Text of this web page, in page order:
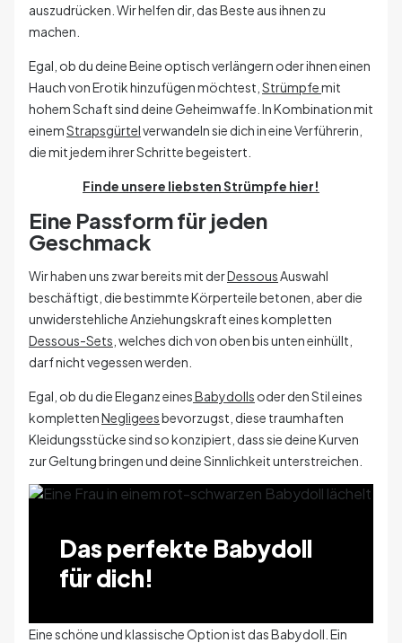
auszudrücken. Wir helfen dir, das Beste aus ihnen zu
machen.
Egal, ob du deine Beine optisch verlängern oder ihnen einen
Hauch von Erotik hinzufügen möchtest, Strümpfemit
hohem Schaft sind deine Geheimwaffe. In Kombination mit
einemStrapsgürtelverwandeln sie dich in eine Verführerin,
die mit jedem ihrer Schritte begeistert.
Finde unsere liebsten Strümpfe hier!
Eine Passform für jeden
Geschmack
Wir haben uns zwar bereits mit derDessousAuswahl
beschäftigt, die bestimmte Körperteile betonen, aber die
unwiderstehliche Anziehungskraft eines kompletten
Dessous-Sets , welches dich von oben bis unten einhüllt,
darf nicht vegessen werden.
Egal, ob du die Eleganz einesBabydolls oder den Stil eines
komplettenNegligeesbevorzugst, diese traumhaften
Kleidungsstücke sind so konzipiert, dass sie deine Kurven
zur Geltung bringen und deine Sinnlichkeit unterstreichen.
Das perfekte Babydoll
für dich!
Eine schöne und klassische Option ist das Babydoll. Ein